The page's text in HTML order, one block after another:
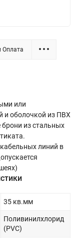
Оплата
или
и оболочкой из ПВХ
из стальных
линий в
35 кв.мм
Поливинилхлорид
(PVC)